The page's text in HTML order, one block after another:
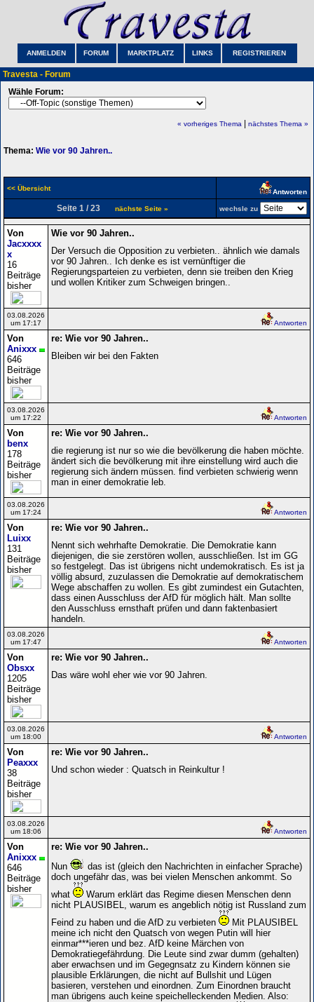
ANMELDEN FORUM MARKTPLATZ LINKS REGISTRIEREN
Travesta - Forum
Wähle Forum:
« vorheriges Thema nächstes Thema »
Thema: Wie vor 90 Jahren..
<< Übersicht Antworten
Seite 1 / 23 nächste Seite » wechsle zu
Von
Jacxxxx
x
16
Beiträge
bisher
Wie vor 90 Jahren..
Der Versuch die Opposition zu verbieten.. ähnlich wie damals
vor 90 Jahren.. Ich denke es ist vernünftiger die
Regierungsparteien zu verbieten, denn sie treiben den Krieg
und wollen Kritiker zum Schweigen bringen..
03.08.2026
um 17:17
Antworten
Von
Anixxx
646
Beiträge
bisher
re: Wie vor 90 Jahren..
Bleiben wir bei den Fakten
03.08.2026
um 17:22
Antworten
Von
benx
178
Beiträge
bisher
re: Wie vor 90 Jahren..
die regierung ist nur so wie die bevölkerung die haben möchte.
ändert sich die bevölkerung mit ihre einstellung wird auch die
regierung sich ändern müssen. find verbieten schwierig wenn
man in einer demokratie leb.
03.08.2026
um 17:24
Antworten
Von
Luixx
131
Beiträge
bisher
re: Wie vor 90 Jahren..
Nennt sich wehrhafte Demokratie. Die Demokratie kann
diejenigen, die sie zerstören wollen, ausschließen. Ist im GG
so festgelegt. Das ist übrigens nicht undemokratisch. Es ist ja
völlig absurd, zuzulassen die Demokratie auf demokratischem
Wege abschaffen zu wollen. Es gibt zumindest ein Gutachten,
dass einen Ausschluss der AfD für möglich hält. Man sollte
den Ausschluss ernsthaft prüfen und dann faktenbasiert
handeln.
03.08.2026
um 17:47
Antworten
Von
Obsxx
1205
Beiträge
bisher
re: Wie vor 90 Jahren..
Das wäre wohl eher wie vor 90 Jahren.
03.08.2026
um 18:00
Antworten
Von
Peaxxx
38
Beiträge
bisher
re: Wie vor 90 Jahren..
Und schon wieder : Quatsch in Reinkultur !
03.08.2026
um 18:06
Antworten
Von
Anixxx
646
Beiträge
bisher
re: Wie vor 90 Jahren..
Nun
das ist (gleich den Nachrichten in einfacher Sprache)
doch ungefähr das, was bei vielen Menschen ankommt. So
what
Warum erklärt das Regime diesen Menschen denn
nicht PLAUSIBEL, warum es angeblich nötig ist Russland zum
Feind zu haben und die AfD zu verbieten
Mit PLAUSIBEL
meine ich nicht den Quatsch von wegen Putin will hier
einmar***ieren und bez. AfD keine Märchen von
Demokratiegefährdung. Die Leute sind zwar dumm (gehalten)
aber erwachsen und im Gegegnsatz zu Kindern können sie
plausible Erklärungen, die nicht auf Bullshit und Lügen
basieren, verstehen und einordnen. Zum Einordnen braucht
man übrigens auch keine speichelleckenden Medien. Also: